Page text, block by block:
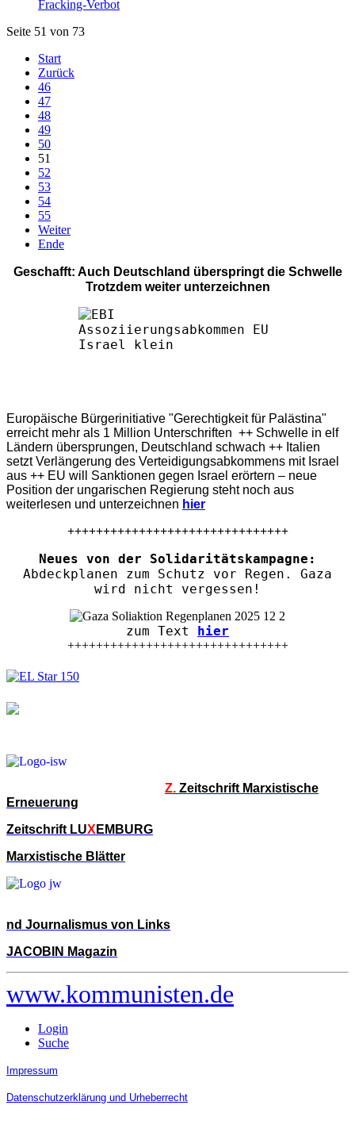
Fracking-Verbot
Seite 51 von 73
Start
Zurück
46
47
48
49
50
51
52
53
54
55
Weiter
Ende
Geschafft: Auch Deutschland überspringt die Schwelle
Trotzdem weiter unterzeichnen
Europäische Bürgerinitiative "Gerechtigkeit für Palästina"
erreicht mehr als 1 Million Unterschriften ++ Schwelle in elf
Ländern übersprungen, Deutschland schwach ++ Italien
setzt Verlängerung des Verteidigungsabkommens mit Israel
aus ++ EU will Sanktionen gegen Israel erörtern – neue
Position der ungarischen Regierung steht noch aus
weiterlesen und unterzeichnen hier
+++++++++++++++++++++++++++++++
Neues von der Solidaritätskampagne:
Abdeckplanen zum Schutz vor Regen. Gaza
wird nicht vergessen!
zum Text hier
+++++++++++++++++++++++++++++++
Z. Zeitschrift Marxistische
Erneuerung
Zeitschrift LUX EMBURG
Marxistische Blätter
nd Journalismus von Links
JACOBIN Magazin
www.kommunisten.de
Login
Suche
Impressum
Datenschutzerklärung und Urheberrecht